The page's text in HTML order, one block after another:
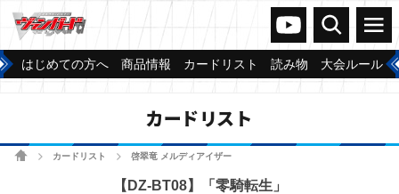
ヴァンガードch
検索 メニュー
はじめての方へ 商品情報 カードリスト 読み物 大会ルール
カードリスト
ホームカードリスト 啓翠竜 メルディアイザー
【DZ-BT08】「零騎転生」